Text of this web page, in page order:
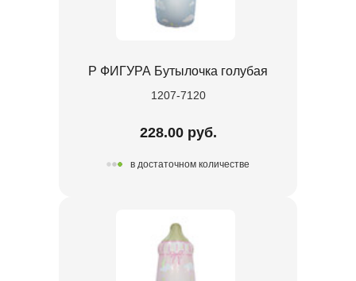
Р ФИГУРА Бутылочка голубая
1207-7120
228.00 руб.
в достаточном количестве